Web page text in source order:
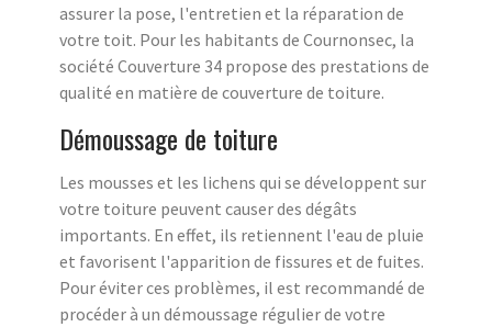
assurer la pose, l'entretien et la réparation de
votre toit. Pour les habitants de Cournonsec, la
société Couverture 34 propose des prestations de
qualité en matière de couverture de toiture.
Démoussage de toiture
Les mousses et les lichens qui se développent sur
votre toiture peuvent causer des dégâts
importants. En effet, ils retiennent l'eau de pluie
et favorisent l'apparition de fissures et de fuites.
Pour éviter ces problèmes, il est recommandé de
procéder à un démoussage régulier de votre